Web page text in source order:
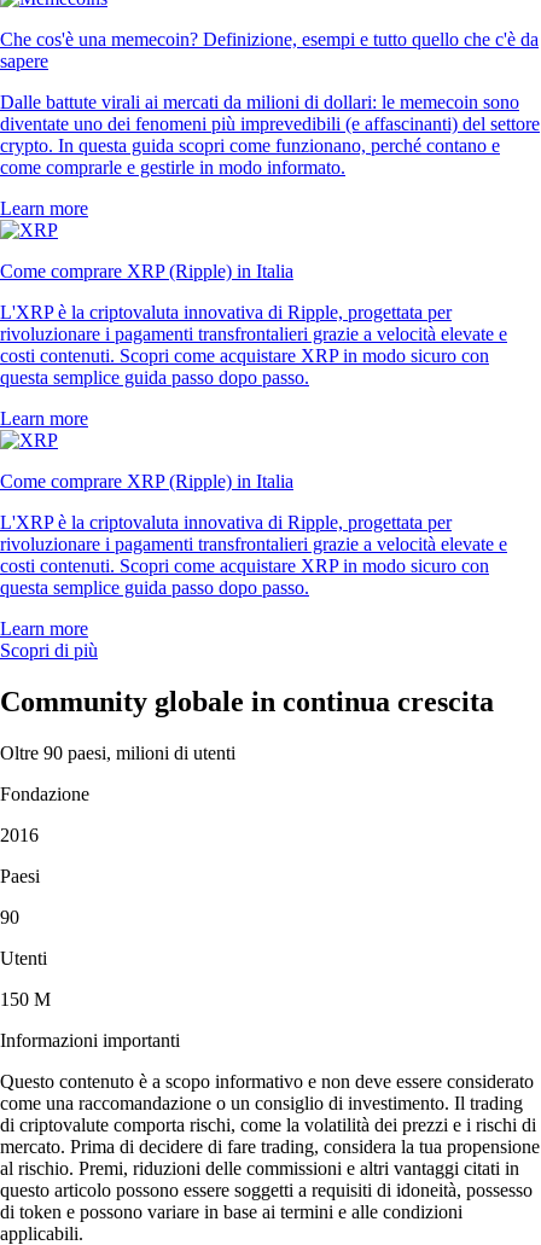
Che cos'è una memecoin? Definizione, esempi e tutto quello che c'è da
sapere
Dalle battute virali ai mercati da milioni di dollari: le memecoin sono
diventate uno dei fenomeni più imprevedibili (e affascinanti) del settore
crypto. In questa guida scopri come funzionano, perché contano e
come comprarle e gestirle in modo informato.
Learn more
Come comprare XRP (Ripple) in Italia
L'XRP è la criptovaluta innovativa di Ripple, progettata per
rivoluzionare i pagamenti transfrontalieri grazie a velocità elevate e
costi contenuti. Scopri come acquistare XRP in modo sicuro con
questa semplice guida passo dopo passo.
Learn more
Come comprare XRP (Ripple) in Italia
L'XRP è la criptovaluta innovativa di Ripple, progettata per
rivoluzionare i pagamenti transfrontalieri grazie a velocità elevate e
costi contenuti. Scopri come acquistare XRP in modo sicuro con
questa semplice guida passo dopo passo.
Learn more
Scopri di più
Community globale in continua crescita
Oltre 90 paesi, milioni di utenti
Fondazione
2016
Paesi
90
Utenti
150 M
Informazioni importanti
Questo contenuto è a scopo informativo e non deve essere considerato
come una raccomandazione o un consiglio di investimento. Il trading
di criptovalute comporta rischi, come la volatilità dei prezzi e i rischi di
mercato. Prima di decidere di fare trading, considera la tua propensione
al rischio. Premi, riduzioni delle commissioni e altri vantaggi citati in
questo articolo possono essere soggetti a requisiti di idoneità, possesso
di token e possono variare in base ai termini e alle condizioni
applicabili.